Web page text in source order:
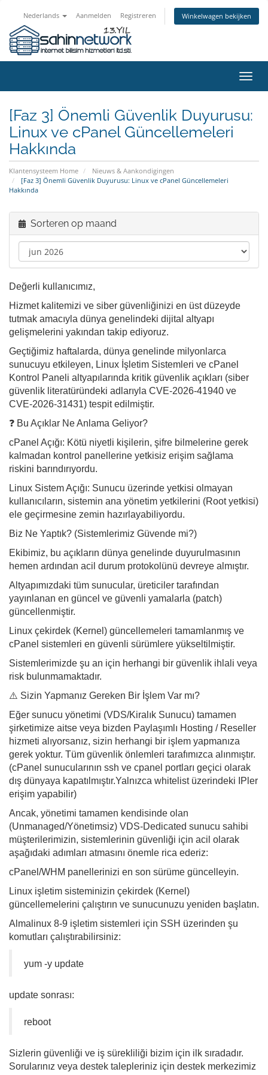
Nederlands Aanmelden Registreren Winkelwagen bekijken
in-/
[Faz 3] Önemli Güvenlik Duyurusu:
Linux ve cPanel Güncellemeleri
Hakkında
Klantensysteem Home
Nieuws & Aankondigingen
[Faz 3] Önemli Güvenlik Duyurusu: Linux ve cPanel Güncellemeleri
Hakkında
Sorteren op maand
Değerli kullanıcımız,
Hizmet kalitemizi ve siber güvenliğinizi en üst düzeyde
tutmak amacıyla dünya genelindeki dijital altyapı
gelişmelerini yakından takip ediyoruz.
Geçtiğimiz haftalarda, dünya genelinde milyonlarca
sunucuyu etkileyen, Linux İşletim Sistemleri ve cPanel
Kontrol Paneli altyapılarında kritik güvenlik açıkları (siber
güvenlik literatüründeki adlarıyla CVE-2026-41940 ve
CVE-2026-31431) tespit edilmiştir.
❓ Bu Açıklar Ne Anlama Geliyor?
cPanel Açığı: Kötü niyetli kişilerin, şifre bilmelerine gerek
kalmadan kontrol panellerine yetkisiz erişim sağlama
riskini barındırıyordu.
Linux Sistem Açığı: Sunucu üzerinde yetkisi olmayan
kullanıcıların, sistemin ana yönetim yetkilerini (Root yetkisi)
ele geçirmesine zemin hazırlayabiliyordu.
Biz Ne Yaptık? (Sistemlerimiz Güvende mi?)
Ekibimiz, bu açıkların dünya genelinde duyurulmasının
hemen ardından acil durum protokolünü devreye almıştır.
Altyapımızdaki tüm sunucular, üreticiler tarafından
yayınlanan en güncel ve güvenli yamalarla (patch)
güncellenmiştir.
Linux çekirdek (Kernel) güncellemeleri tamamlanmış ve
cPanel sistemleri en güvenli sürümlere yükseltilmiştir.
Sistemlerimizde şu an için herhangi bir güvenlik ihlali veya
risk bulunmamaktadır.
⚠️ Sizin Yapmanız Gereken Bir İşlem Var mı?
Eğer sunucu yönetimi (VDS/Kiralık Sunucu) tamamen
şirketimize aitse veya bizden Paylaşımlı Hosting / Reseller
hizmeti alıyorsanız, sizin herhangi bir işlem yapmanıza
gerek yoktur. Tüm güvenlik önlemleri tarafımızca alınmıştır.
(cPanel sunucularının ssh ve cpanel portları geçici olarak
dış dünyaya kapatılmıştır.Yalnızca whitelist üzerindeki IPler
erişim yapabilir)
Ancak, yönetimi tamamen kendisinde olan
(Unmanaged/Yönetimsiz) VDS-Dedicated sunucu sahibi
müşterilerimizin, sistemlerinin güvenliği için acil olarak
aşağıdaki adımları atmasını önemle rica ederiz:
cPanel/WHM panellerinizi en son sürüme güncelleyin.
Linux işletim sisteminizin çekirdek (Kernel)
güncellemelerini çalıştırın ve sunucunuzu yeniden başlatın.
Almalinux 8-9 işletim sistemleri için SSH üzerinden şu
komutları çalıştırabilirsiniz:
yum -y update
update sonrası:
reboot
Sizlerin güvenliği ve iş sürekliliği bizim için ilk sıradadır.
Sorularınız veya destek talepleriniz için destek merkezimiz